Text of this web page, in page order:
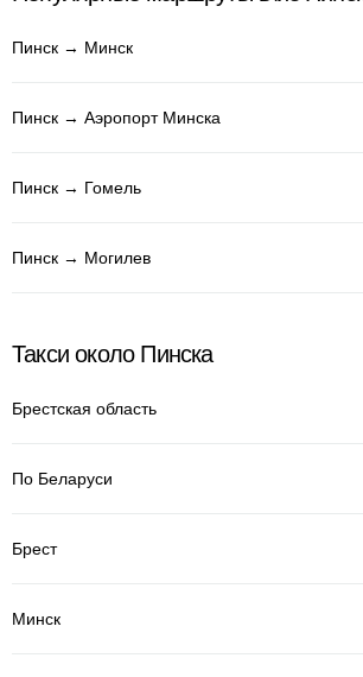
Пинск → Минск
Пинск → Аэропорт Минска
Пинск → Гомель
Пинск → Могилев
Такси около Пинска
Брестская область
По Беларуси
Брест
Минск